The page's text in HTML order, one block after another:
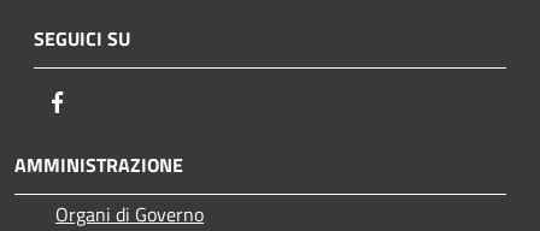
SEGUICI SU
AMMINISTRAZIONE
Organi di Governo